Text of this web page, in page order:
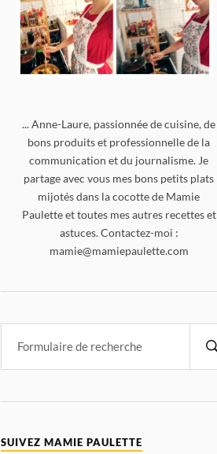
... Anne-Laure, passionnée de cuisine, de
bons produits et professionnelle de la
communication et du journalisme. Je
partage avec vous mes bons petits plats
mijotés dans la cocotte de Mamie
Paulette et toutes mes autres recettes et
astuces. Contactez-moi :
mamie@mamiepaulette.com
SUIVEZ MAMIE PAULETTE